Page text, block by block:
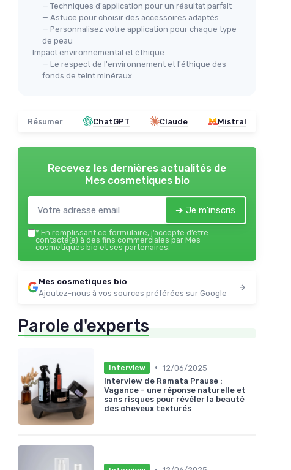
— Techniques d'application pour un résultat parfait
— Astuce pour choisir des accessoires adaptés
— Personnalisez votre application pour chaque type
de peau
Impact environnemental et éthique
— Le respect de l'environnement et l'éthique des
fonds de teint minéraux
Résumer ChatGPT Claude Mistral
Recevez les dernières actualités de
Mes cosmetiques bio
➔ Je m'inscris
* En remplissant ce formulaire, j’accepte d’être
contacté(e) à des fins commerciales par Mes
cosmetiques bio et ses partenaires.
Mes cosmetiques bio
Ajoutez-nous à vos sources préférées sur Google
Parole d'experts
Interview • 12/06/2025
Interview de Ramata Prause :
Vagance - une réponse naturelle et
sans risques pour révéler la beauté
des cheveux texturés